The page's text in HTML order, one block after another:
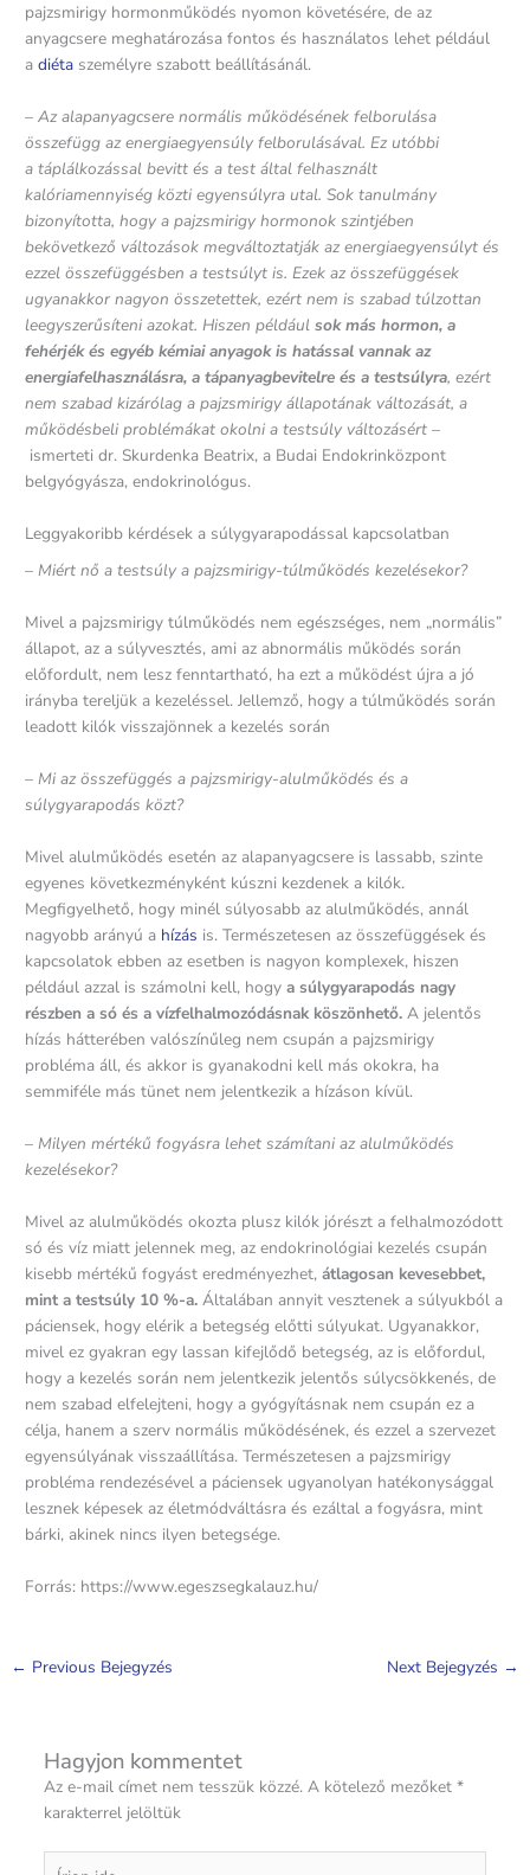
pajzsmirigy hormonműködés nyomon követésére, de az
anyagcsere meghatározása fontos és használatos lehet például
adiéta személyre szabott beállításánál.
–Az alapanyagcsere normális működésének felborulása
összefügg az energiaegyensúly felborulásával. Ez utóbbi
a táplálkozással bevitt és a test által felhasznált
kalóriamennyiség közti egyensúlyra utal. Sok tanulmány
bizonyította, hogy a pajzsmirigy hormonok szintjében
bekövetkező változások megváltoztatják az energiaegyensúlyt és
ezzel összefüggésben a testsúlyt is. Ezek az összefüggések
ugyanakkor nagyon összetettek, ezért nem is szabad túlzottan
leegyszerűsíteni azokat. Hiszen példáulsok más hormon, a
fehérjék és egyéb kémiai anyagok is hatással vannak az
energiafelhasználásra, a tápanyagbevitelre és a testsúlyra, ezért
nem szabad kizárólag a pajzsmirigy állapotának változását, a
működésbeli problémákat okolni a testsúly változásért –
ismerteti dr. Skurdenka Beatrix, a Budai Endokrinközpont
belgyógyásza, endokrinológus.
Leggyakoribb kérdések a súlygyarapodással kapcsolatban
– Miért nő a testsúly a pajzsmirigy-túlműködés kezelésekor?
Mivel a pajzsmirigy túlműködés nem egészséges, nem „normális”
állapot, az a súlyvesztés, ami az abnormális működés során
előfordult, nem lesz fenntartható, ha ezt a működést újra a jó
irányba tereljük a kezeléssel. Jellemző, hogy a túlműködés során
leadott kilók visszajönnek a kezelés során
– Mi az összefüggés a pajzsmirigy-alulműködés és a
súlygyarapodás közt?
Mivel alulműködés esetén az alapanyagcsere is lassabb, szinte
egyenes következményként kúszni kezdenek a kilók.
Megfigyelhető, hogy minél súlyosabb az alulműködés, annál
nagyobb arányú a hízás is. Természetesen az összefüggések és
kapcsolatok ebben az esetben is nagyon komplexek, hiszen
például azzal is számolni kell, hogya súlygyarapodás nagy
részben a só és a vízfelhalmozódásnak köszönhető.A jelentős
hízás hátterében valószínűleg nem csupán a pajzsmirigy
probléma áll, és akkor is gyanakodni kell más okokra, ha
semmiféle más tünet nem jelentkezik a hízáson kívül.
– Milyen mértékű fogyásra lehet számítani az alulműködés
kezelésekor?
Mivel az alulműködés okozta plusz kilók jórészt a felhalmozódott
só és víz miatt jelennek meg, az endokrinológiai kezelés csupán
kisebb mértékű fogyást eredményezhet, átlagosan kevesebbet,
mint a testsúly 10 %-a. Általában annyit vesztenek a súlyukból a
páciensek, hogy elérik a betegség előtti súlyukat. Ugyanakkor,
mivel ez gyakran egy lassan kifejlődő betegség, az is előfordul,
hogy a kezelés során nem jelentkezik jelentős súlycsökkenés, de
nem szabad elfelejteni, hogy a gyógyításnak nem csupán ez a
célja, hanem a szerv normális működésének, és ezzel a szervezet
egyensúlyának visszaállítása. Természetesen a pajzsmirigy
probléma rendezésével a páciensek ugyanolyan hatékonysággal
lesznek képesek az életmódváltásra és ezáltal a fogyásra, mint
bárki, akinek nincs ilyen betegsége.
Forrás: https://www.egeszsegkalauz.hu/
← Previous Bejegyzés Next Bejegyzés →
Hagyjon kommentet
Az e-mail címet nem tesszük közzé. A kötelező mezőket *
karakterrel jelöltük
Írjon